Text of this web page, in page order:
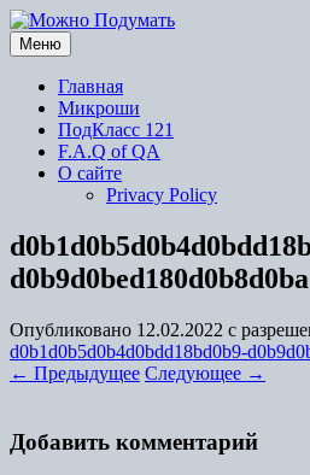
Перейти
к
содержимому
Меню
Главная
Микроши
ПодКласс 121
F.A.Q of QA
О сайте
Privacy Policy
d0b9d0bed180d0b8d0ba
Опубликовано 12.02.2022 с
d0b1d0b5d0b4d0bdd18bd0b9-
← Предыдущее Следующее →
Добавить комментарий